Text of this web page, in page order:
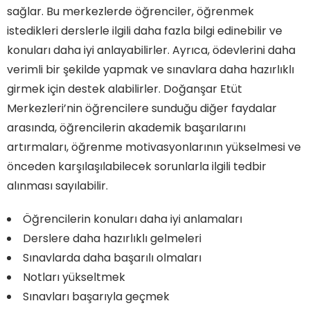
sağlar. Bu merkezlerde öğrenciler, öğrenmek
istedikleri derslerle ilgili daha fazla bilgi edinebilir ve
konuları daha iyi anlayabilirler. Ayrıca, ödevlerini daha
verimli bir şekilde yapmak ve sınavlara daha hazırlıklı
girmek için destek alabilirler. Doğanşar Etüt
Merkezleri’nin öğrencilere sunduğu diğer faydalar
arasında, öğrencilerin akademik başarılarını
artırmaları, öğrenme motivasyonlarının yükselmesi ve
önceden karşılaşılabilecek sorunlarla ilgili tedbir
alınması sayılabilir.
Öğrencilerin konuları daha iyi anlamaları
Derslere daha hazırlıklı gelmeleri
Sınavlarda daha başarılı olmaları
Notları yükseltmek
Sınavları başarıyla geçmek